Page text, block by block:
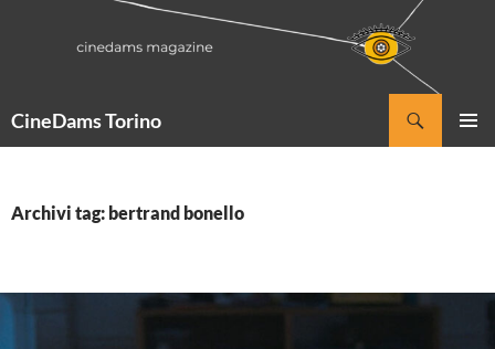
CineDams Torino
Archivi tag: bertrand bonello